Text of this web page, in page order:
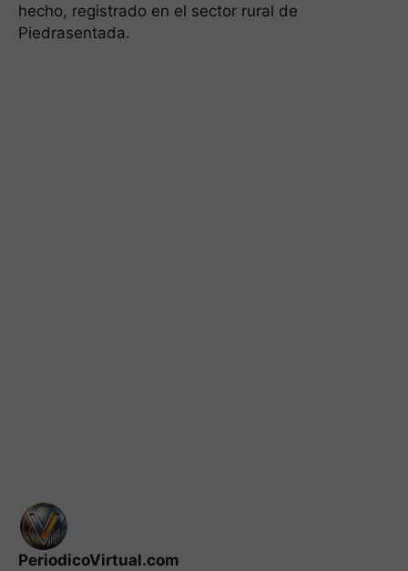
hecho, registrado en el sector rural de
Piedrasentada.
PeriodicoVirtual.com